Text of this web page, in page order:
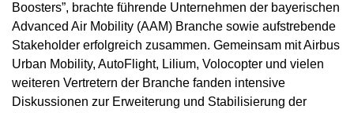
Boosters”, brachte führende Unternehmen der bayerischen
Advanced Air Mobility (AAM) Branche sowie aufstrebende
Stakeholder erfolgreich zusammen. Gemeinsam mit Airbus
Urban Mobility, AutoFlight, Lilium, Volocopter und vielen
weiteren Vertretern der Branche fanden intensive
Diskussionen zur Erweiterung und Stabilisierung der